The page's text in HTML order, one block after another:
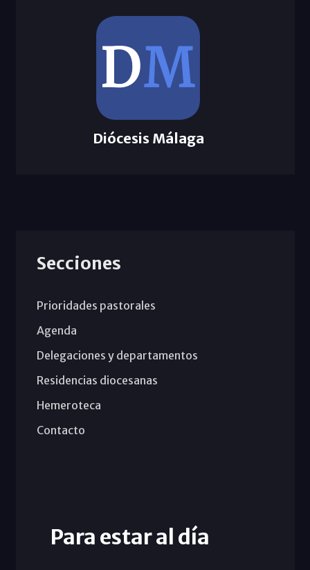
Diócesis Málaga
Secciones
Prioridades pastorales
Agenda
Delegaciones y departamentos
Residencias diocesanas
Hemeroteca
Contacto
Para estar al día